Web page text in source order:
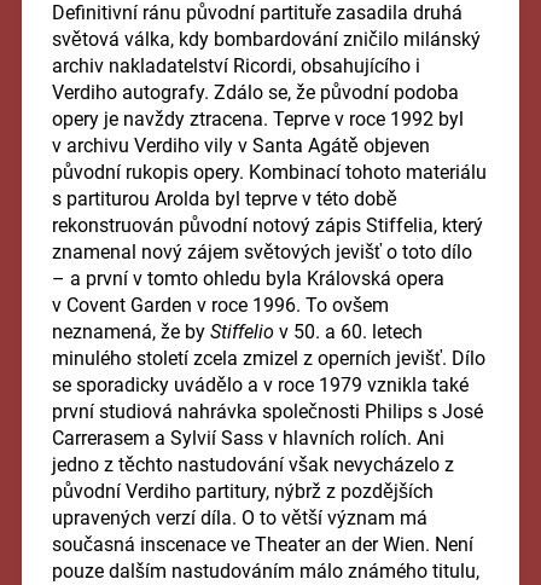
Definitivní ránu původní partituře zasadila druhá
světová válka, kdy bombardování zničilo milánský
archiv nakladatelství Ricordi, obsahujícího i
Verdiho autografy. Zdálo se, že původní podoba
opery je navždy ztracena. Teprve v roce 1992 byl
v archivu Verdiho vily v Santa Agátě objeven
původní rukopis opery. Kombinací tohoto materiálu
s partiturou Arolda byl teprve v této době
rekonstruován původní notový zápis Stiffelia, který
znamenal nový zájem světových jevišť o toto dílo
– a první v tomto ohledu byla Královská opera
v Covent Garden v roce 1996. To ovšem
neznamená, že by Stiffelio v 50. a 60. letech
minulého století zcela zmizel z operních jevišť. Dílo
se sporadicky uvádělo a v roce 1979 vznikla také
první studiová nahrávka společnosti Philips s José
Carrerasem a Sylvií Sass v hlavních rolích. Ani
jedno z těchto nastudování však nevycházelo z
původní Verdiho partitury, nýbrž z pozdějších
upravených verzí díla. O to větší význam má
současná inscenace ve Theater an der Wien. Není
pouze dalším nastudováním málo známého titulu,